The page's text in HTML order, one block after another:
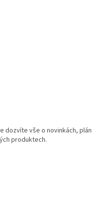
dozvíte vše o novinkách, plán
produktech.